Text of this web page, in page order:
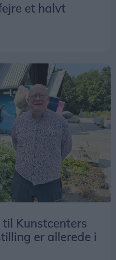
et halvt
Kunstcenters
er allerede i